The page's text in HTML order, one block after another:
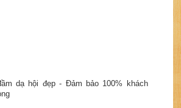
dạ hội đẹp - Đảm bảo 100% khách